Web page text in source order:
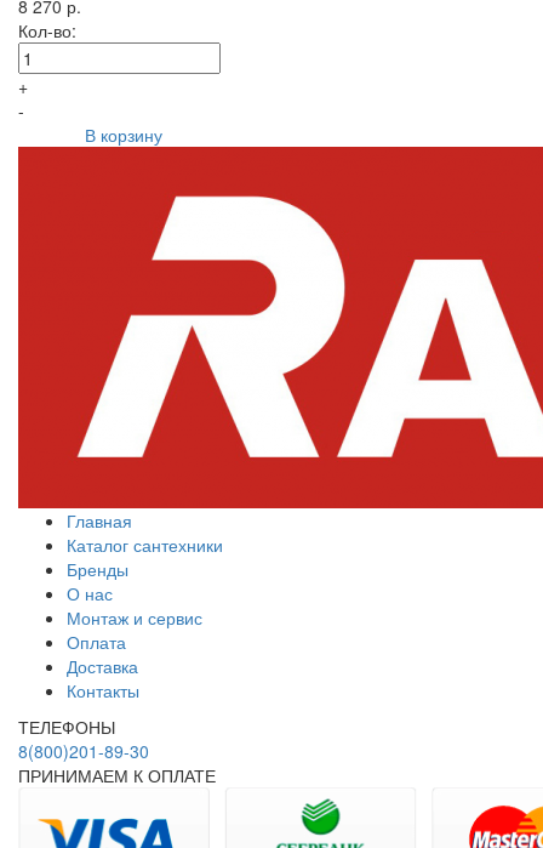
8 270 р.
Кол-во:
+
-
В корзину
Главная
Каталог сантехники
Бренды
О нас
Монтаж и сервис
Оплата
Доставка
Контакты
ТЕЛЕФОНЫ
8(800)201-89-30
ПРИНИМАЕМ К ОПЛАТЕ